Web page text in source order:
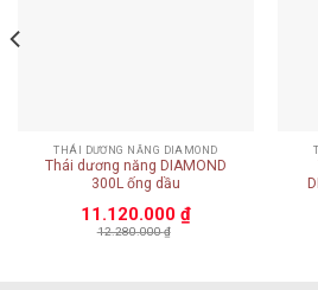
THÁI DƯƠNG NĂNG DIAMOND
Thái dương năng DIAMOND
300L ống dầu
11.120.000 ₫
12.280.000₫